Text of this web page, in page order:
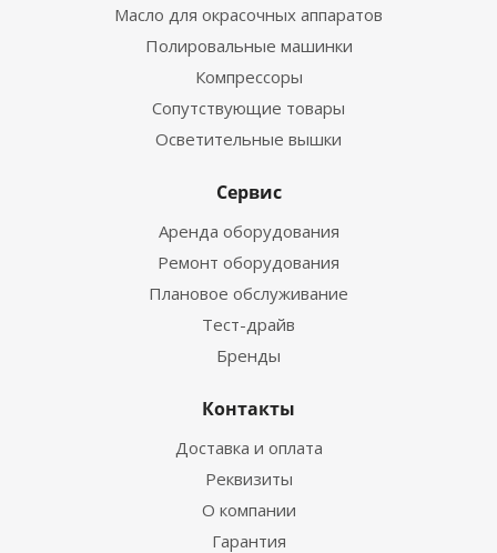
Масло для окрасочных аппаратов
Полировальные машинки
Компрессоры
Сопутствующие товары
Осветительные вышки
Сервис
Аренда оборудования
Ремонт оборудования
Плановое обслуживание
Тест-драйв
Бренды
Контакты
Доставка и оплата
Реквизиты
О компании
Гарантия